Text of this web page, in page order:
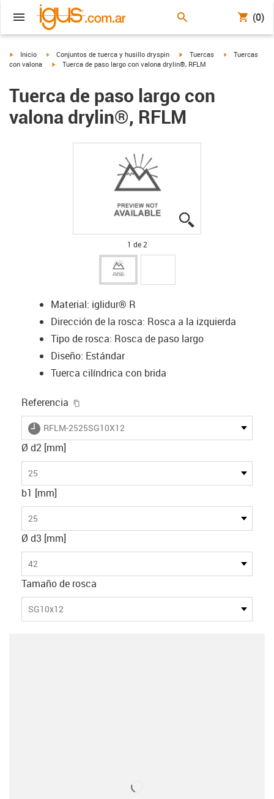
(0)
igus-icon-arrow-right
Inicio igus-icon-arrow-right
Conjuntos de tuerca y husillo dryspin igus-icon-arrow-right
Tuercas igus-icon-
Tuercas
con valona
igus-icon-arrow-right
Tuerca de paso largo con valona drylin®, RFLM
Tuerca de paso largo con
valona drylin®, RFLM
1 de 2
Material: iglidur® R
Dirección de la rosca: Rosca a la izquierda
Tipo de rosca: Rosca de paso largo
Diseño: Estándar
Tuerca cilíndrica con brida
Referencia
igus-icon-lieferzeit
RFLM-2525SG10X12
Ø d2 [mm]
25
b1 [mm]
25
Ø d3 [mm]
42
Tamaño de rosca
SG10x12